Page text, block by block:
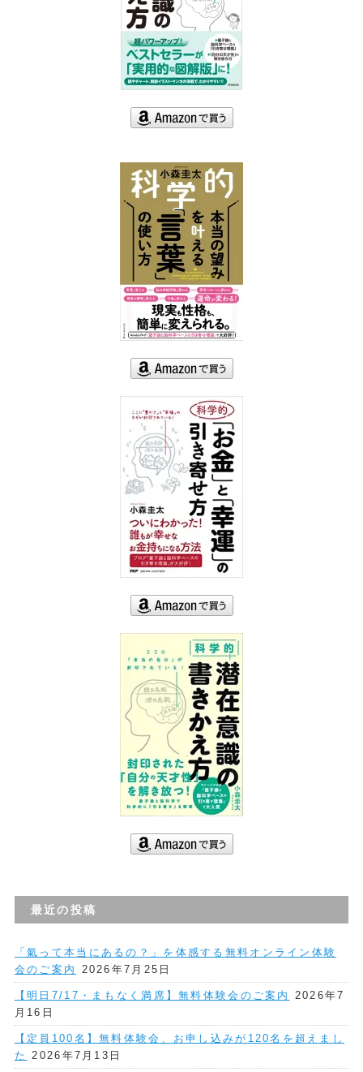
最近の投稿
「氣って本当にあるの？」を体感する無料オンライン体験
会のご案内
2026年7月25日
【明日7/17・まもなく満席】無料体験会のご案内
2026年7
月16日
【定員100名】無料体験会、お申し込みが120名を超えまし
た
2026年7月13日